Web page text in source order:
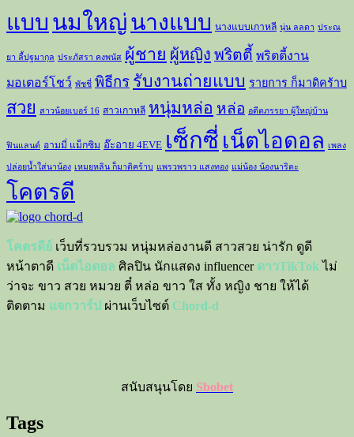
แบบ นมใหญ่นางแบบ นางแบบเกาหลี นุ่น ลลดา ประณ
ยา ลี้ปฐมากุล ประภัสรา คงพนัส ผู้ชาย ผู้หญิง พริตตี้ พริตตี้งาน
มอเตอร์โชว์ พัชชี่ พิธีกร รับงานถ่ายแบบ รายการ ก็มาดิคร้าบ
สวย สาวน้อยเบอร์ 16 สาวเกาหลี หนุ่มหล่อ หล่อ อดีตภรรยา ผู้ใหญ่บ้าน
ฟินแลนด์ อามมี่ แม็กซิม อ๊ะอาย 4EVE เซ็กซี่ เน็ตไอดอล เพลง
ปล่อยน้ำใส่นาน้อง เหมยหลิน ก็มาดิคร้าบ แพรวพราว แสงทอง แม่น้อง น้องนาริตะ
โคตรดี
โคตรดีย์ เว็บที่รวบรวม หนุ่มหล่องานดี สาวสวย น่ารัก ดูดี
หน้าตาดี เน็ตไอดอล ศิลปิน นักแสดง influencer ดาวTikTok ไม่
ว่าจะ ขาว สวย หมวย ตี๋ หล่อ ขาว ใส ทั้ง หญิง ชาย ให้ได้
ติดตาม แจกวาร์ป ผ่านเว็บไซต์ Chord-d
สนับสนุนโดย Sbobet
Tags